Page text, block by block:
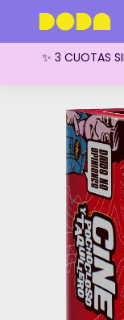
✨ 3 CUOTAS